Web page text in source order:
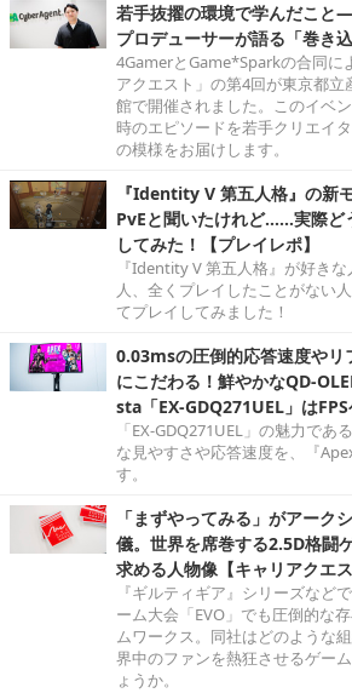
若手抜擢の環境で学んだこ
プロデューサーが語る「巻き
4GamerとGame*Sparkの合同に
アクエスト」の第4回が東京都
館で開催されました。このイベ
時のエピソードを若手クリエイ
の模様をお届けします。
『Identity V 第五人格』の新
PvEと聞いたけれど……実際ど
してみた！【プレイレポ】
『Identity V 第五人格』が好き
人、全くプレイしたことがない
てプレイしてみました！
0.03msの圧倒的応答速度やリ
にこだわる！鮮やかなQD-
sta「EX-GDQ271UEL」は
「EX-GDQ271UEL」の魅力であ
な見やすさや応答速度を、『
す。
「まずやってみる」がアーク
儀。世界を席巻する2.5D格闘
求める人物像【キャリアクエス
『ギルティギア』シリーズなど
ーム大会「EVO」でも圧倒的な
ムワークス。同社はどのような
界中のファンを熱狂させるゲー
ょうか。